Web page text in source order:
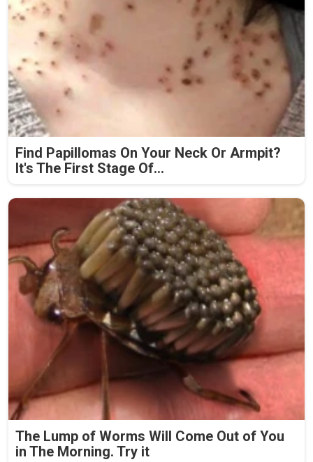
Find Papillomas On Your Neck Or Armpit?
It's The First Stage Of...
The Lump of Worms Will Come Out of You
in The Morning. Try it